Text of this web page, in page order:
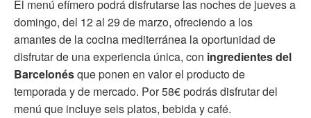
El menú efímero podrá disfrutarse las noches de jueves a
domingo, del 12 al 29 de marzo, ofreciendo a los
amantes de la cocina mediterránea la oportunidad de
disfrutar de una experiencia única, con ingredientes del
Barcelonésque ponen en valor el producto de
temporada y de mercado. Por 58€ podrás disfrutar del
menú que incluye seis platos, bebida y café.